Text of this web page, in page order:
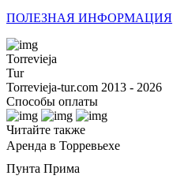
ПОЛЕЗНАЯ ИНФОРМАЦИЯ
Torrevieja
Tur
Torrevieja-tur.com 2013 - 2026
Способы оплаты
Читайте также
Аренда в Торревьехе
Пунта Прима